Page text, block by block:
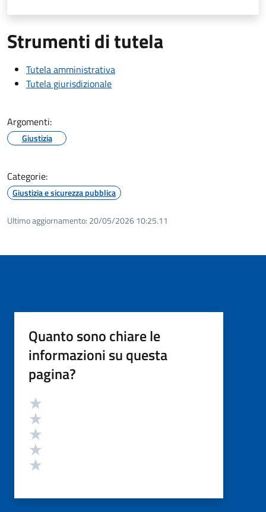
Strumenti di tutela
Tutela amministrativa
Tutela giurisdizionale
Argomenti:
Giustizia
Categorie:
Giustizia e sicurezza pubblica
Ultimo aggiornamento: 20/05/2026 10:25.11
Quanto sono chiare le
informazioni su questa
pagina?
Valutazione